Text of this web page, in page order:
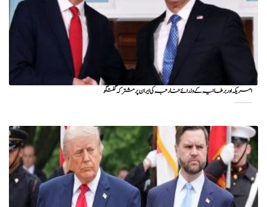
امریکہ اور برطانیہ کے وزرائے خارجہ کی ایران پر مشترکہ گفتگو